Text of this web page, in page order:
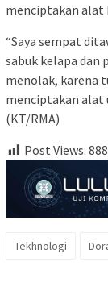
menciptakan alat
“Saya sempat
sabuk kelapa dan
menolak, karena
menciptakan alat
(KT/RMA)
Post Views: 888
Tekhnologi